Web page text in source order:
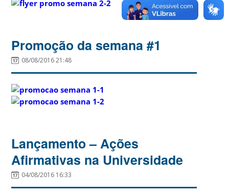
Promoção da semana #1
08/08/2016 21:48
Lançamento – Ações
Afirmativas na Universidade
04/08/2016 16:33